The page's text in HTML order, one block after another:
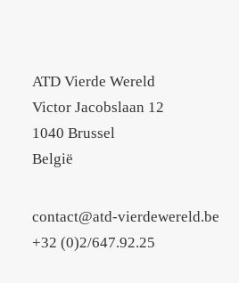
ATD Vierde Wereld
Victor Jacobslaan 12
1040 Brussel
België
contact@atd-vierdewereld.be
+32 (0)2/647.92.25